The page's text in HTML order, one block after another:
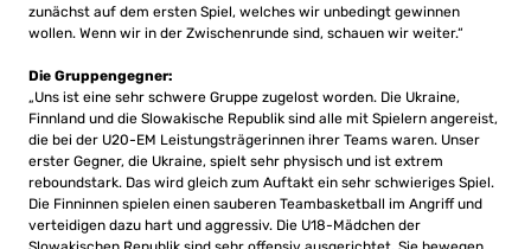
zunächst auf dem ersten Spiel, welches wir unbedingt gewinnen
wollen. Wenn wir in der Zwischenrunde sind, schauen wir weiter.“
Die Gruppengegner:
„Uns ist eine sehr schwere Gruppe zugelost worden. Die Ukraine,
Finnland und die Slowakische Republik sind alle mit Spielern angereist,
die bei der U20-EM Leistungsträgerinnen ihrer Teams waren. Unser
erster Gegner, die Ukraine, spielt sehr physisch und ist extrem
reboundstark. Das wird gleich zum Auftakt ein sehr schwieriges Spiel.
Die Finninnen spielen einen sauberen Teambasketball im Angriff und
verteidigen dazu hart und aggressiv. Die U18-Mädchen der